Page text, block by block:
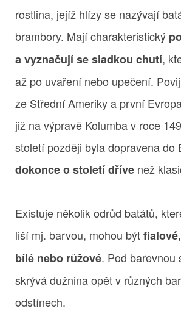
rostlina, jejíž hlízy se nazývají
brambory. Mají charakteristický
a vyznačují se sladkou chutí,
až po uvaření nebo upečení.
ze Střední Ameriky a první
již na výpravě Kolumba v roce
století později byla dopravena do
dokonce o století dříve než
Existuje několik odrůd batátů,
liší mj. barvou, mohou být
bílé nebo růžové. Pod barevnou
skrývá dužnina opět v různých
odstínech.